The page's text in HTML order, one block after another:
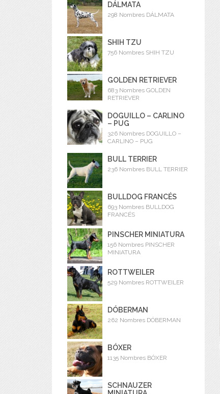
DÁLMATA
298 Nombres DÁLMATA
SHIH TZU
756 Nombres SHIH TZU
GOLDEN RETRIEVER
683 Nombres GOLDEN
RETRIEVER
DOGUILLO – CARLINO
– PUG
326 Nombres DOGUILLO –
CARLINO – PUG
BULL TERRIER
236 Nombres BULL TERRIER
BULLDOG FRANCÉS
693 Nombres BULLDOG
FRANCÉS
PINSCHER MINIATURA
156 Nombres PINSCHER
MINIATURA
ROTTWEILER
529 Nombres ROTTWEILER
DÓBERMAN
262 Nombres DÓBERMAN
BÓXER
1135 Nombres BÓXER
SCHNAUZER